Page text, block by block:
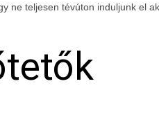
ne teljesen tévúton induljunk el